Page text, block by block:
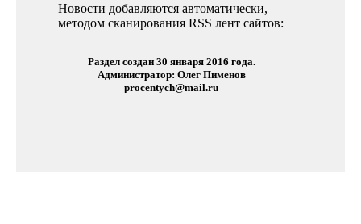
Новости добавляются автоматически,
методом сканирования RSS лент сайтов:
Раздел создан 30 января 2016 года.
Администратор: Олег Пименов
procentych@mail.ru